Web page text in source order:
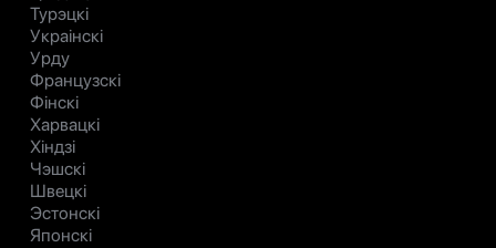
Турэцкі
Украінскі
Урду
Французскі
Фінскі
Харвацкі
Хіндзі
Чэшскі
Швецкі
Эстонскі
Японскі